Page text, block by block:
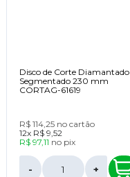
Disco de Corte Diamantado
Segmentado 230 mm
CORTAG-61619
R$ 114,25 no cartão
12x R$ 9,52
R$ 97,11 no pix
- +